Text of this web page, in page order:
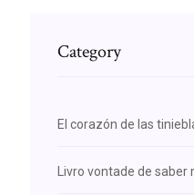
Category
El corazón de las
Livro vontade de